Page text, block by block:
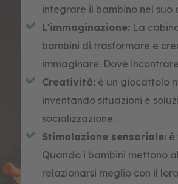
integrare il bambino nel
L'immaginazione:La
bambini di trasformare e
immaginare. Dove
Creatività:è un giocattolo
inventando situazioni e
socializzazione.
Stimolazione sensoriale:è
Quando i bambini mettono
relazionarsi meglio con il